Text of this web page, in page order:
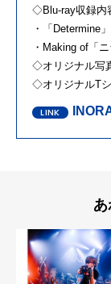
◇Blu-ray収録内
・「Determine
・Making of「
◇オリジナル写
◇オリジナルT